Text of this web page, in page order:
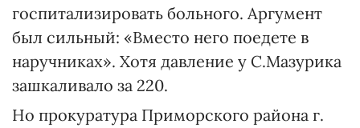
госпитализировать больного. Аргумент
был сильный: «Вместо него поедете в
наручниках». Хотя давление у С.Мазурика
зашкаливало за 220.
Но прокуратура Приморского района г.